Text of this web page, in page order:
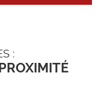
: